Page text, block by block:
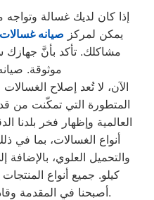
إذا كان لديك غسالة وتواجه
يمكن لمركز صيانه
مشاكلك. تأكد بأنَّ جهازك
موثوقة.
الآن، لا تُعد إصلاح
المتطورة التي تمكّنت من
العالمية وإظهار فخر بلدنا
أنواع الغسالات، بما في
كيلو. جميع أنواع
أصبحنا في المقدمة وقادة في سوق الشركات بأكمله.